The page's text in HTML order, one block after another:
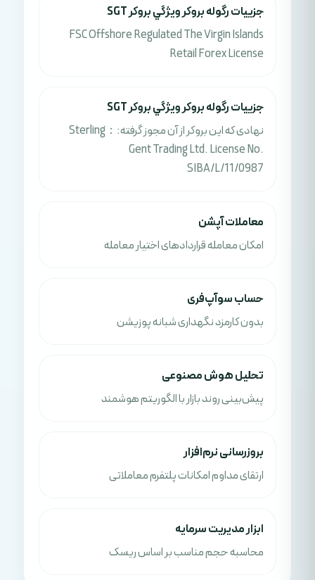
جزييات رگوله بروکر ويژگي بروکر SGT
FSC Offshore Regulated The Virgin Islands
Retail Forex License
جزييات رگوله بروکر ويژگي بروکر SGT
نهادی که این بروکر از آن مجوز گرفته:：Sterling
Gent Trading Ltd. License No.
SIBA/L/11/0987
معاملات آپشن
امکان معامله قراردادهای اختیار معامله
حساب سوآپ‌فری
بدون کارمزد نگهداری شبانه پوزیشن
تحلیل هوش مصنوعی
پیش‌بینی روند بازار با الگوریتم هوشمند
بروزرسانی نرم‌افزار
ارتقای مداوم امکانات پلتفرم معاملاتی
ابزار مدیریت سرمایه
محاسبه حجم مناسب بر اساس ریسک